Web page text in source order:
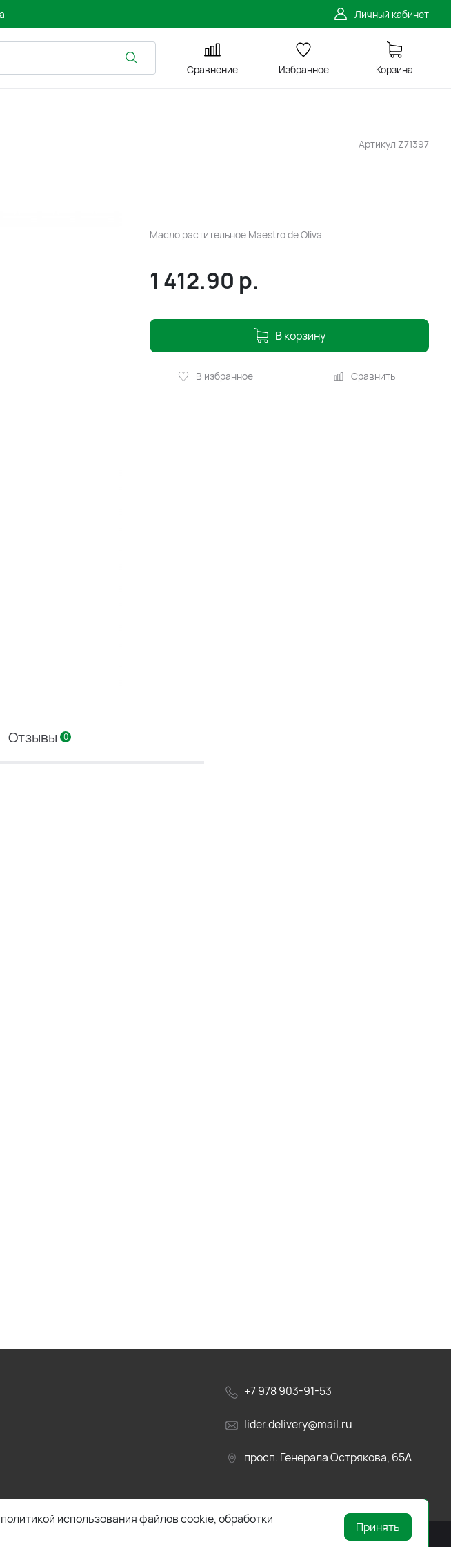
Личный кабинет
Сравнение Избранное Корзина
Артикул Z71397
Масло растительное Maestro de Oliva
1 412.90 р.
В корзину
В избранное Сравнить
Отзывы 0
+7 978 903-91-53
lider.delivery@mail.ru
просп. Генерала Острякова, 65А
использования файлов cookie, обработки
Принять